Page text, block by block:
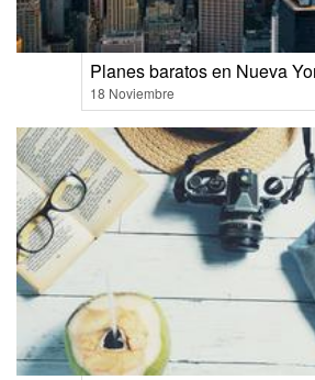
Planes baratos en Nueva
18 Noviembre